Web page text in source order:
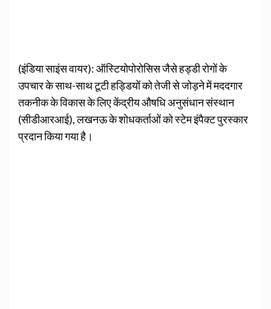
(इंडिया साइंस वायर): ऑस्टियोपोरोसिस जैसे हड्डी रोगों के
उपचार के साथ-साथ टूटी हड्डियों को तेजी से जोड़ने में मददगार
तकनीक के विकास के लिए केंद्रीय औषधि अनुसंधान संस्थान
(सीडीआरआई), लखनऊ के शोधकर्ताओं को स्टेम इंपैक्ट पुरस्कार
प्रदान किया गया है।